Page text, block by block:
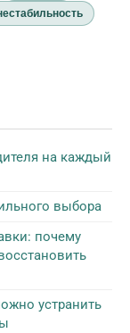
на каждый
выбора
почему
устранить